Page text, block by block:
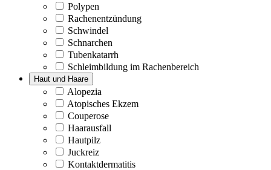
Polypen
Rachenentzündung
Schwindel
Schnarchen
Tubenkatarrh
Schleimbildung im Rachenbereich
Haut und Haare
Alopezia
Atopisches Ekzem
Couperose
Haarausfall
Hautpilz
Juckreiz
Kontaktdermatitis